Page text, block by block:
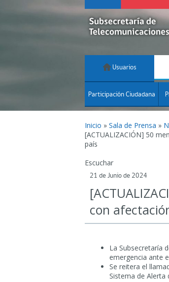
Usuarios
Participación Ciudadana
Inicio » Sala de Prensa »
[ACTUALIZACIÓN] 50
país
Escuchar
21 de Junio de 2024
con
La Subsecretaría
emergencia ante
Se reitera el
Sistema de Alerta